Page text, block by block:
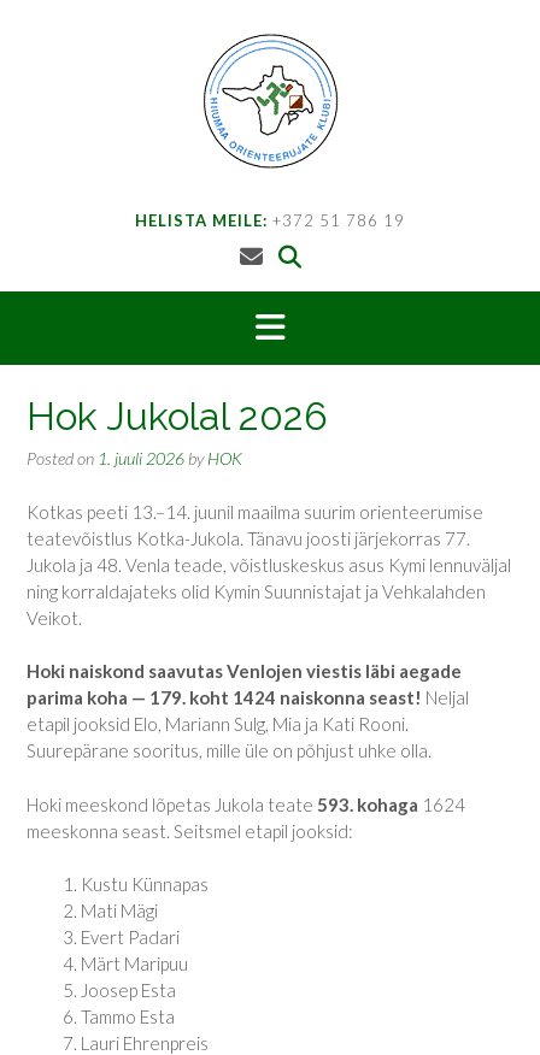
HELISTA MEILE: +372 51 786 19
Hok Jukolal 2026
Posted on 1. juuli 2026 byHOK
Kotkas peeti 13.–14. juunil maailma suurim orienteerumise
teatevõistlus Kotka-Jukola. Tänavu joosti järjekorras 77.
Jukola ja 48. Venla teade, võistluskeskus asus Kymi lennuväljal
ning korraldajateks olid Kymin Suunnistajat ja Vehkalahden
Veikot.
Hoki naiskond saavutas Venlojen viestis läbi aegade
parima koha — 179. koht 1424 naiskonna seast! Neljal
etapil jooksid Elo, Mariann Sulg, Mia ja Kati Rooni.
Suurepärane sooritus, mille üle on põhjust uhke olla.
Hoki meeskond lõpetas Jukola teate 593. kohaga 1624
meeskonna seast. Seitsmel etapil jooksid:
Kustu Künnapas
Mati Mägi
Evert Padari
Märt Maripuu
Joosep Esta
Tammo Esta
Lauri Ehrenpreis